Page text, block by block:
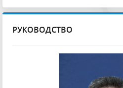
РУКОВОДСТВО